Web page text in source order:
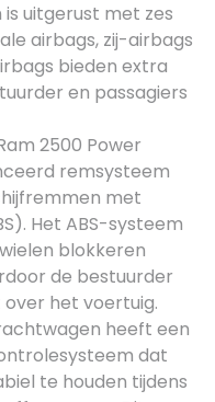
uitgerust met zes
airbags, zij-airbags
bieden extra
en passagiers
2500 Power
remsysteem
met
Het ABS-systeem
blokkeren
de bestuurder
het voertuig.
heeft een
dat
te houden tijdens